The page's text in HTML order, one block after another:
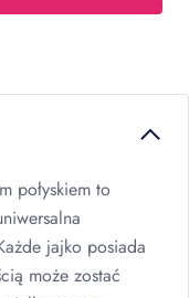
połyskiem to
jajko posiada
może zostać